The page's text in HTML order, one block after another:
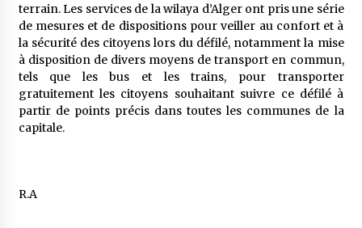
terrain. Les services de la wilaya d’Alger ont pris une série
de mesures et de dispositions pour veiller au confort et à
la sécurité des citoyens lors du défilé, notamment la mise
à disposition de divers moyens de transport en commun,
tels que les bus et les trains, pour transporter
gratuitement les citoyens souhaitant suivre ce défilé à
partir de points précis dans toutes les communes de la
capitale.
R.A